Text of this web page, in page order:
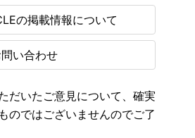
の掲載情報について
い合わせ
だいたご意見について、確実
のではございませんのでご了